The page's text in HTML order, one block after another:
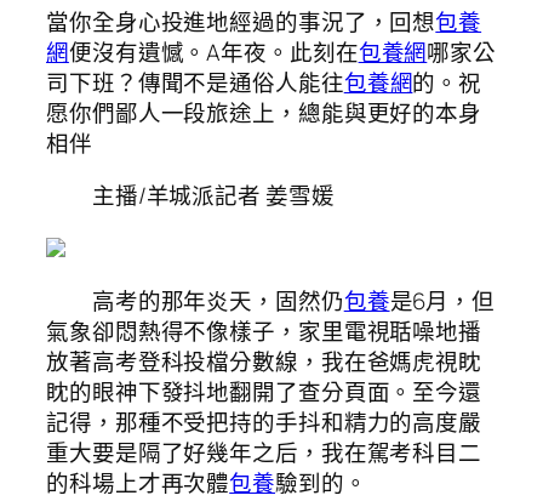
當你全身心投進地經過的事況了，回想包養
網便沒有遺憾。A年夜。此刻在包養網哪家公
司下班？傳聞不是通俗人能往包養網的。祝
愿你們鄙人一段旅途上，總能與更好的本身
相伴
主播/羊城派記者 姜雪媛
高考的那年炎天，固然仍包養是6月，但
氣象卻悶熱得不像樣子，家里電視聒噪地播
放著高考登科投檔分數線，我在爸媽虎視眈
眈的眼神下發抖地翻開了查分頁面。至今還
記得，那種不受把持的手抖和精力的高度嚴
重大要是隔了好幾年之后，我在駕考科目二
的科場上才再次體包養驗到的。